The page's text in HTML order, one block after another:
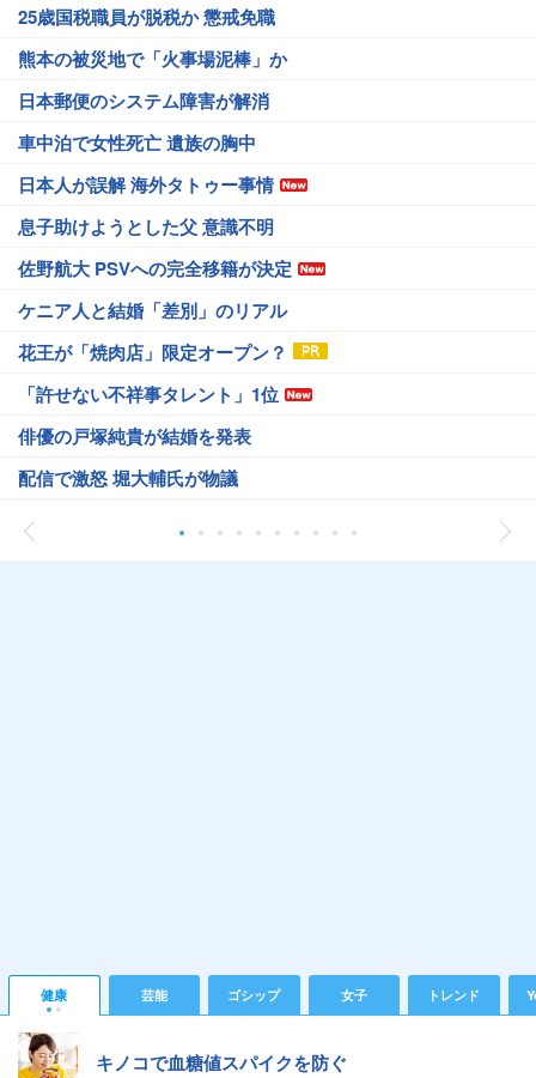
25歳国税職員が脱税か 懲戒免職
熊本の被災地で「火事場泥棒」か
日本郵便のシステム障害が解消
車中泊で女性死亡 遺族の胸中
日本人が誤解 海外タトゥー事情
息子助けようとした父 意識不明
佐野航大 PSVへの完全移籍が決定
ケニア人と結婚「差別」のリアル
花王が「焼肉店」限定オープン？
「許せない不祥事タレント」1位
俳優の戸塚純貴が結婚を発表
配信で激怒 堀大輔氏が物議
健康 芸能 ゴシップ 女子 トレンド
キノコで血糖値スパイクを防ぐ